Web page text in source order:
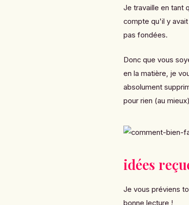
Je travaille en tant
compte qu'il y
pas fondées.
Donc que vous
en la matière, je
absolument
pour rien (au
idées
Je vous préviens
bonne lecture !